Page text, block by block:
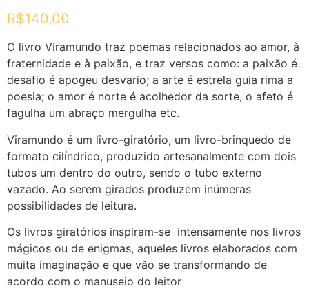
R$140,00
O livro Viramundo traz poemas relacionados ao amor, à
fraternidade e à paixão, e traz versos como: a paixão é
desafio é apogeu desvario; a arte é estrela guia rima a
poesia; o amor é norte é acolhedor da sorte, o afeto é
fagulha um abraço mergulha etc.
Viramundo é um livro-giratório, um livro-brinquedo de
formato cilíndrico, produzido artesanalmente com dois
tubos um dentro do outro, sendo o tubo externo
vazado. Ao serem girados produzem inúmeras
possibilidades de leitura.
Os livros giratórios inspiram-se intensamente nos livros
mágicos ou de enigmas, aqueles livros elaborados com
muita imaginação e que vão se transformando de
acordo com o manuseio do leitor